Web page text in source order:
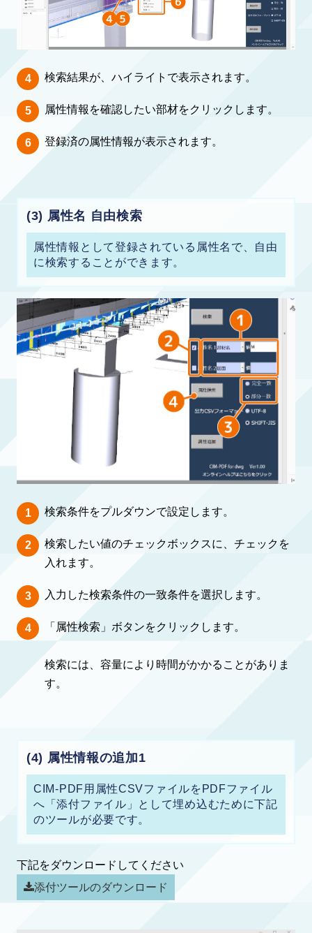
検索結果が、ハイライトで表示されます。
属性情報を確認したい部材をクリックします。
登録済の属性情報が表示されます。
(3) 属性名 自由検索
属性情報として登録されている属性名で、自由
に検索することができます。
検索条件をプルダウンで設定します。
検索したい値のチェックボックスに、チェックを
入れます。
入力した検索条件の一致条件を選択します。
「属性検索」ボタンをクリックします。
検索には、容量により時間がかかることがありま
す。
(4) 属性情報の追加1
CIM-PDF用属性CSVファイルをPDFファイル
へ「添付ファイル」として埋め込むために下記
のツールが必要です。
下記をダウンロードしてください
添付ツールのダウンロード